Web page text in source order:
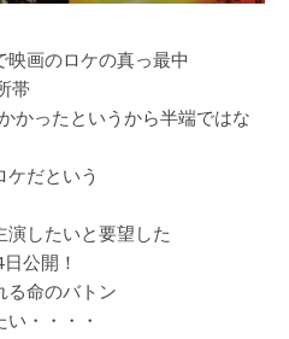
画のロケの真っ最中
帯
かったというから半端ではな
だという
したいと要望した
公開！
る命のバトン
・・・・